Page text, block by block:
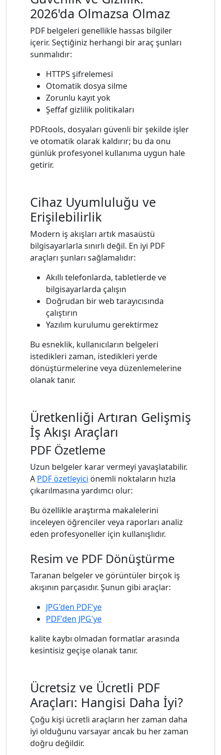
2026'da Olmazsa Olmaz
PDF belgeleri genellikle hassas bilgiler
içerir. Seçtiğiniz herhangi bir araç şunları
sunmalıdır:
HTTPS şifrelemesi
Otomatik dosya silme
Zorunlu kayıt yok
Şeffaf gizlilik politikaları
PDFtools, dosyaları güvenli bir şekilde işler
ve otomatik olarak kaldırır; bu da onu
günlük profesyonel kullanıma uygun hale
getirir.
Cihaz Uyumluluğu ve
Erişilebilirlik
Modern iş akışları artık masaüstü
bilgisayarlarla sınırlı değil. En iyi PDF
araçları şunları sağlamalıdır:
Akıllı telefonlarda, tabletlerde ve
bilgisayarlarda çalışın
Doğrudan bir web tarayıcısında
çalıştırın
Yazılım kurulumu gerektirmez
Bu esneklik, kullanıcıların belgeleri
istedikleri zaman, istedikleri yerde
dönüştürmelerine veya düzenlemelerine
olanak tanır.
Üretkenliği Artıran Gelişmiş
İş Akışı Araçları
PDF Özetleme
Uzun belgeler karar vermeyi yavaşlatabilir.
A PDF özetleyici önemli noktaların hızla
çıkarılmasına yardımcı olur:
Bu özellikle araştırma makalelerini
inceleyen öğrenciler veya raporları analiz
eden profesyoneller için kullanışlıdır.
Resim ve PDF Dönüştürme
Taranan belgeler ve görüntüler birçok iş
akışının parçasıdır. Şunun gibi araçlar:
JPG'den PDF'ye
PDF'den JPG'ye
kalite kaybı olmadan formatlar arasında
kesintisiz geçişe olanak tanır.
Ücretsiz ve Ücretli PDF
Araçları: Hangisi Daha İyi?
Çoğu kişi ücretli araçların her zaman daha
iyi olduğunu varsayar ancak bu her zaman
doğru değildir.